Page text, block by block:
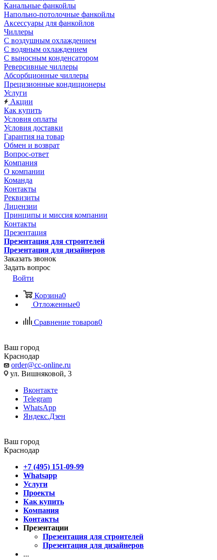
Канальные фанкойлы
Напольно-потолочные фанкойлы
Аксессуары для фанкойлов
Чиллеры
С воздушным охлаждением
С водяным охлаждением
С выносным конденсатором
Реверсивные чиллеры
Абсорбционные чиллеры
Прецизионные кондиционеры
Услуги
Акции
Как купить
Условия оплаты
Условия доставки
Гарантия на товар
Обмен и возврат
Вопрос-ответ
Компания
О компании
Команда
Контакты
Реквизиты
Лицензии
Принципы и миссия компании
Контакты
Презентация
Презентация для строителей
Презентация для дизайнеров
Заказать звонок
Задать вопрос
Войти
Корзина0
Отложенные0
Сравнение товаров0
Ваш город
Краснодар
order@cc-online.ru
ул. Вишняковой, 3
Вконтакте
Telegram
WhatsApp
Яндекс.Дзен
Ваш город
Краснодар
+7 (495) 151-09-99
Whatsapp
Услуги
Проекты
Как купить
Компания
Контакты
Презентации
Презентация для строителей
Презентация для дизайнеров
...